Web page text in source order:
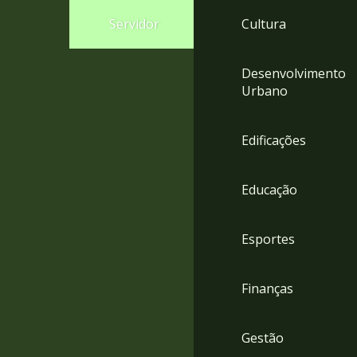
Servidor Cultura
Desenvolvimento
Urbano
Edificações
Educação
Esportes
Finanças
Gestão